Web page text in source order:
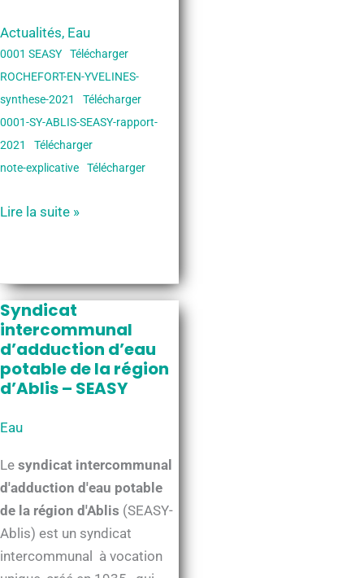
Actualités, Eau
0001 SEASY
Télécharger
ROCHEFORT-EN-YVELINES-
synthese-2021
Télécharger
0001-SY-ABLIS-SEASY-rapport-
2021
Télécharger
note-explicative
Télécharger
Qualité
Rochefort-
en-
Yvelines
–
rapports
l’ARS
Lire la suite »
Syndicat
intercommunal
d’adduction d’eau
potable de la région
d’Ablis – SEASY
Eau
Le syndicat intercommunal
d'adduction d'eau potable
de la région d'Ablis (SEASY-
Ablis) est un syndicat
intercommunal à vocation